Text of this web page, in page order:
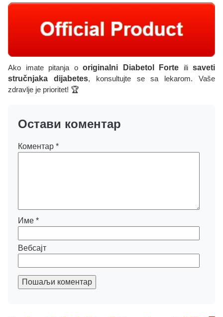
Ako imate pitanja o originalni Diabetol Forte ili saveti
stručnjaka dijabetes, konsultujte se sa lekarom. Vaše
zdravlje je prioritet! 🏆
Остави коментар
Коментар *
Име *
Вебсајт
Пошаљи коментар